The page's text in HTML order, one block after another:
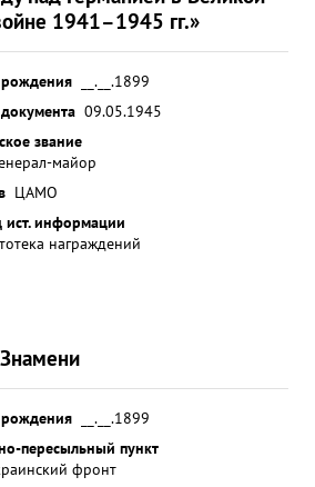
1941–1945 гг.»
__.__.1899
09.05.1945
звание
майор
ЦАМО
информации
награждений
__.__.1899
пересыльный пункт
фронт